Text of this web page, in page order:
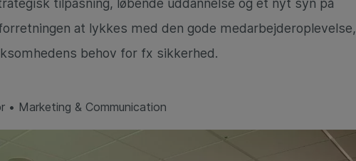
tilpasning, løbende uddannelse og et nyt syn på
at lykkes med den gode medarbejderoplevelse,
behov for fx sikkerhed.
• Marketing & Communication